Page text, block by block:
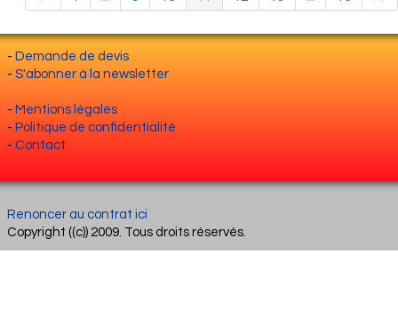
- Demande de devis
- S'abonner à la newsletter
- Mentions légales
- Politique de confidentialité
- Contact
Renoncer au contrat ici
Copyright ((c)) 2009. Tous droits réservés.